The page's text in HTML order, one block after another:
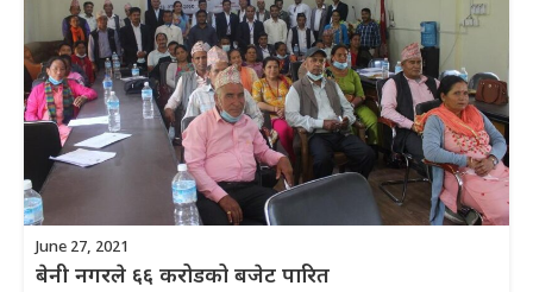
June 27, 2021
बेनी नगरले ६६ करोडको बजेट पारित